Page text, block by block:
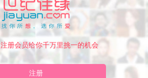
注册会员给你千万里挑一的机会
注册